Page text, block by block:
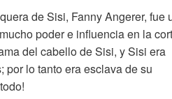
de Sisi, Fanny Angerer, fue
poder e influencia en la
del cabello de Sisi, y Sisi era
por lo tanto era esclava de su